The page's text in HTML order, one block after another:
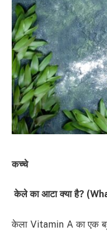
कच्चे
केले का आटा क्या है?
केला Vitamin A का एक